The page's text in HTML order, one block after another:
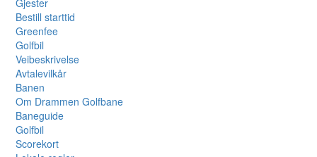
Gjester
Bestill starttid
Greenfee
Golfbil
Veibeskrivelse
Avtalevilkår
Banen
Om Drammen Golfbane
Baneguide
Golfbil
Scorekort